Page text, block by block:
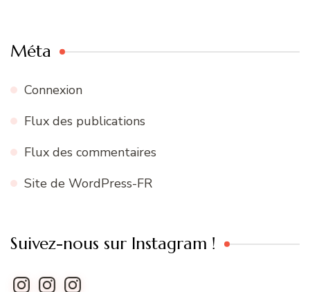
Méta
Connexion
Flux des publications
Flux des commentaires
Site de WordPress-FR
Suivez-nous sur Instagram !
Instagram
InstagramInstagram